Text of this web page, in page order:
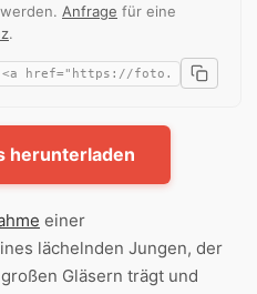
Anfrage für eine
.
herunterladen
einer
lächelnden Jungen, der
Gläsern trägt und